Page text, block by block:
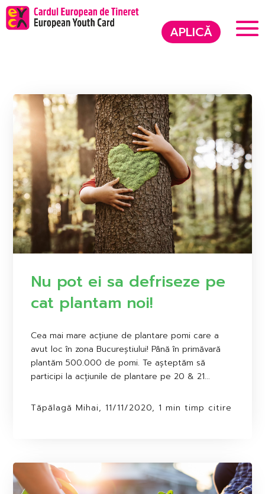
APLICĂ
Nu pot ei sa defriseze pe
cat plantam noi!
Cea mai mare acțiune de plantare pomi care a
avut loc în zona Bucureștiului! Până în primăvară
plantăm 500.000 de pomi. Te așteptăm să
participi la acțiunile de plantare pe 20 & 21...
Tăpălagă Mihai, 11/11/2020, 1 min timp citire